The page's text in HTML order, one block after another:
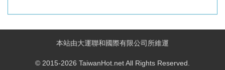
本站由大運聯和國際有限公司所維運
© 2015-2026 TaiwanHot.net All Rights Reserved.